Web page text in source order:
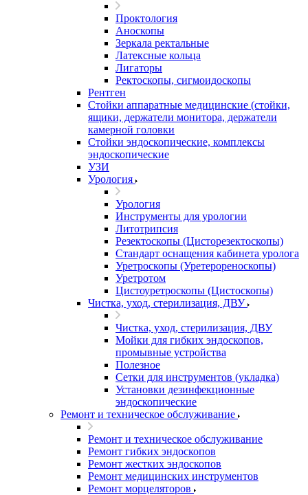
Проктология
Аноскопы
Зеркала ректальные
Латексные кольца
Лигаторы
Ректоскопы, сигмоидоскопы
Рентген
Стойки аппаратные медицинские (стойки,
ящики, держатели монитора, держатели
камерной головки
Стойки эндоскопические, комплексы
эндоскопические
УЗИ
Урология
Урология
Инструменты для урологии
Литотрипсия
Резектоскопы (Цисторезектоскопы)
Стандарт оснащения кабинета уролога
Уретроскопы (Уретерореноскопы)
Уретротом
Цистоуретроскопы (Цистоскопы)
Чистка, уход, стерилизация, ДВУ
Чистка, уход, стерилизация, ДВУ
Мойки для гибких эндоскопов,
промывные устройства
Полезное
Сетки для инструментов (укладка)
Установки дезинфекционные
эндоскопические
Ремонт и техническое обслуживание
Ремонт и техническое обслуживание
Ремонт гибких эндоскопов
Ремонт жестких эндоскопов
Ремонт медицинских инструментов
Ремонт морцеляторов